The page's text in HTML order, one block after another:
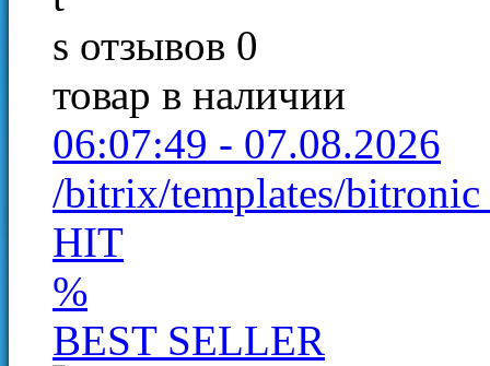
s отзывов 0
товар в наличии
06:07:49 - 07.08.2026
/bitrix/templates/
HIT
%
BEST SELLER